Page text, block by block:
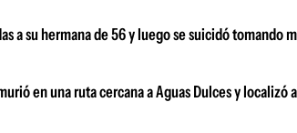
a su hermana de 56 y luego se suicidó tomando
en una ruta cercana a Aguas Dulces y localizó